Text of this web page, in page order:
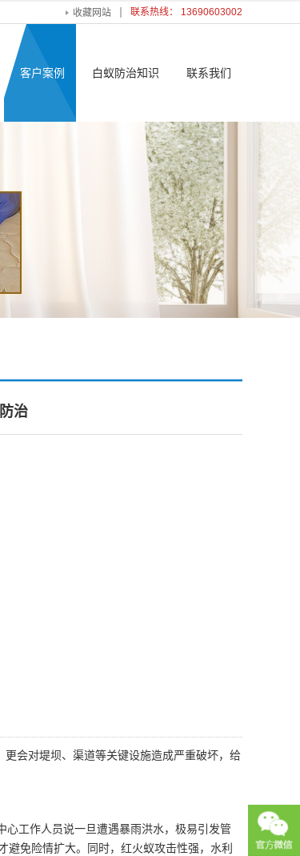
收藏网站 联系热线： 13690603002
客户案例 白蚁防治知识 联系我们
治
会对堤坝、渠道等关键设施造成严重破坏，给
工作人员说一旦遭遇暴雨洪水，极易引发管
免险情扩大。同时，红火蚁攻击性强，水利